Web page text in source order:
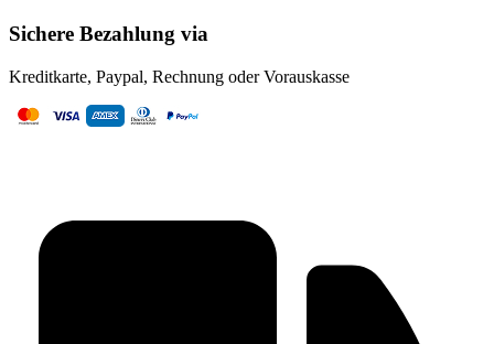
Sichere Bezahlung via
Kreditkarte, Paypal, Rechnung oder Vorauskasse